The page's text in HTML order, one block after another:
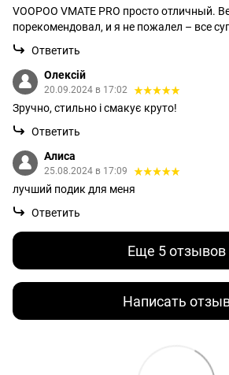
VOOPOO VMATE PRO просто отличный.
порекомендовал, и я не пожалел – все
Ответить
Олексій
20.09.2024 в 17:02
Зручно, стильно і смакує круто!
Ответить
Алиса
25.08.2024 в 17:09
лучший подик для меня
Ответить
Еще 5 отзывов
Написать